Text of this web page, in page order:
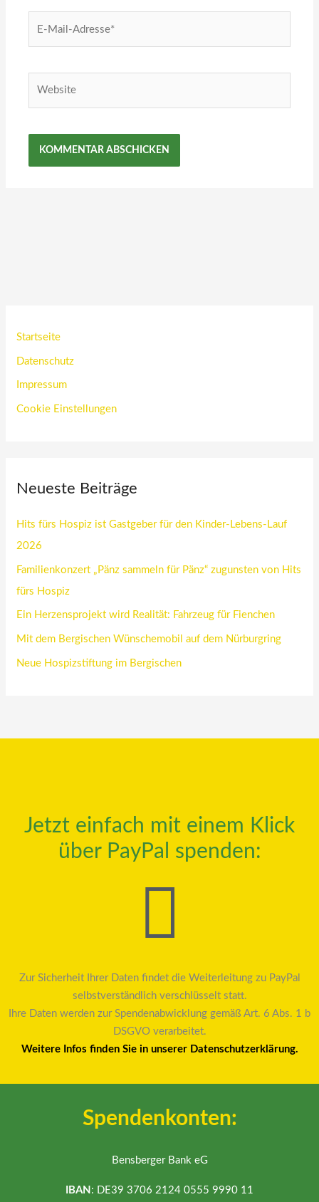
Startseite
Datenschutz
Impressum
Cookie Einstellungen
Neueste Beiträge
Hits fürs Hospiz ist Gastgeber für den Kinder-Lebens-Lauf
2026
Familienkonzert „Pänz sammeln für Pänz“ zugunsten von Hits
fürs Hospiz
Ein Herzensprojekt wird Realität: Fahrzeug für Fienchen
Mit dem Bergischen Wünschemobil auf dem Nürburgring
Neue Hospizstiftung im Bergischen
Jetzt einfach mit einem Klick
über PayPal spenden:
Zur Sicherheit Ihrer Daten findet die Weiterleitung zu PayPal
selbstverständlich verschlüsselt statt.
Ihre Daten werden zur Spendenabwicklung gemäß Art. 6 Abs. 1 b
DSGVO verarbeitet.
Weitere Infos finden Sie in unserer Datenschutzerklärung.
Spendenkonten:
Bensberger Bank eG
IBAN : DE39 3706 2124 0555 9990 11